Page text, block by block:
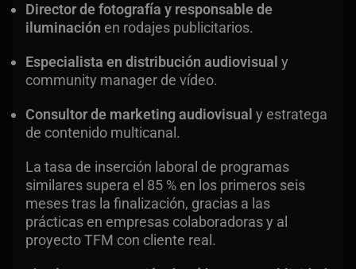
Director de fotografía y responsable de
iluminación en rodajes publicitarios.
Especialista en distribución audiovisual y
community manager de vídeo.
Consultor de marketing audiovisual y estratega
de contenido multicanal.
La tasa de inserción laboral de programas
similares supera el 85 % en los primeros seis
meses tras la finalización, gracias a las
prácticas en empresas colaboradoras y al
proyecto TFM con cliente real.